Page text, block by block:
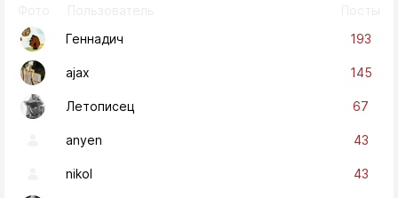
Геннадич
193
ajax 145
Летописец 67
anyen 43
nikol 43